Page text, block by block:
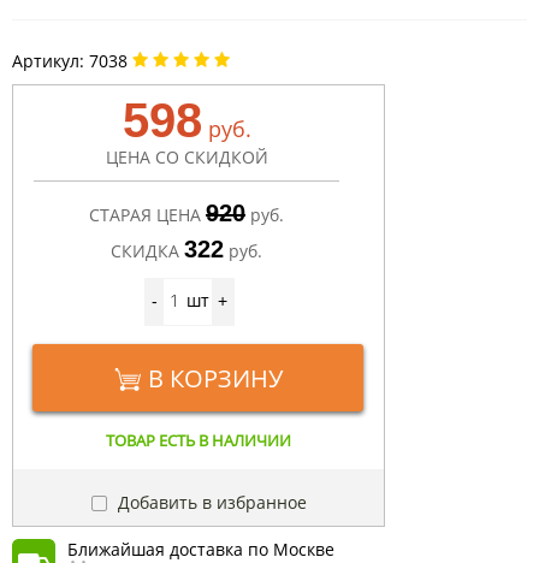
Артикул: 7038
598 руб.
ЦЕНА СО СКИДКОЙ
СТАРАЯ ЦЕНА 920 руб.
СКИДКА 322 руб.
- шт +
В КОРЗИНУ
ТОВАР ЕСТЬ В НАЛИЧИИ
Добавить в избранное
Ближайшая доставка по Москве